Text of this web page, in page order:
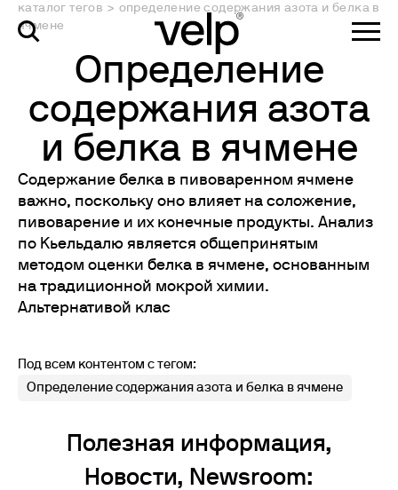
каталог тегов > определение содержания азота и белка в
ячмене
Определение
содержания азота
и белка в ячмене
Содержание белка в пивоваренном ячмене
важно, поскольку оно влияет на соложение,
пивоварение и их конечные продукты. Анализ
по Кьельдалю является общепринятым
методом оценки белка в ячмене, основанным
на традиционной мокрой химии.
Альтернативой клас
Под всем контентом с тегом:
Определение содержания азота и белка в ячмене
Полезная информация,
Новости, Newsroom: